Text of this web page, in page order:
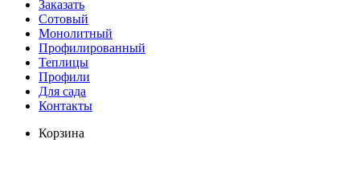
Заказать
Сотовый
Монолитный
Профилированный
Теплицы
Профили
Для сада
Контакты
Корзина